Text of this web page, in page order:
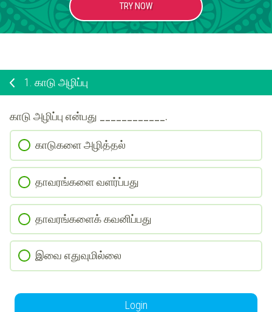
TRY NOW
1. காடு அழிப்பு
காடு அழிப்பு என்பது ____________.
காடுகளை அழித்தல்
தாவரங்களை வளர்ப்பது
தாவரங்களைக் கவனிப்பது
இவை எதுவுமில்லை
Login